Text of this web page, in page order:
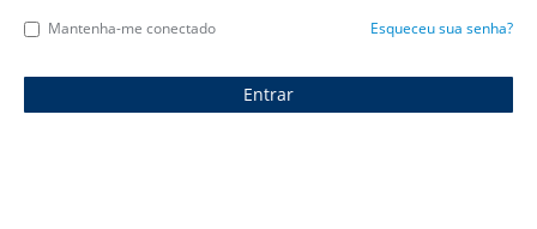
Mantenha-me conectado Esqueceu sua senha?